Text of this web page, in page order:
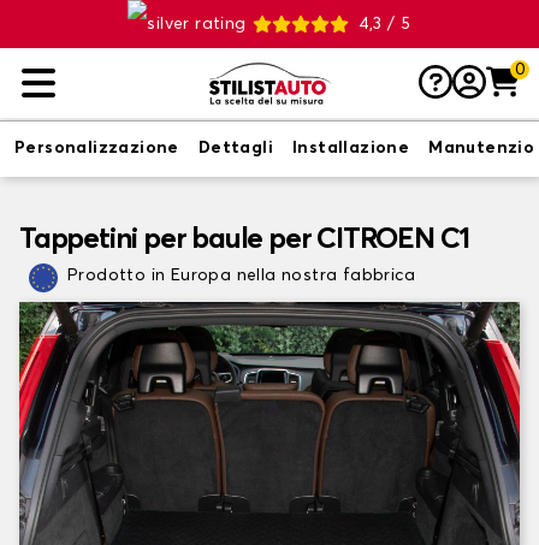
4,3 / 5
0
Personalizzazione Dettagli Installazione
Tappetini per baule per CITROEN C1
Prodotto in Europa nella nostra fabbrica